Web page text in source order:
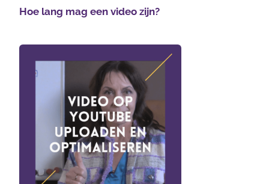
Hoe lang mag een video zijn?